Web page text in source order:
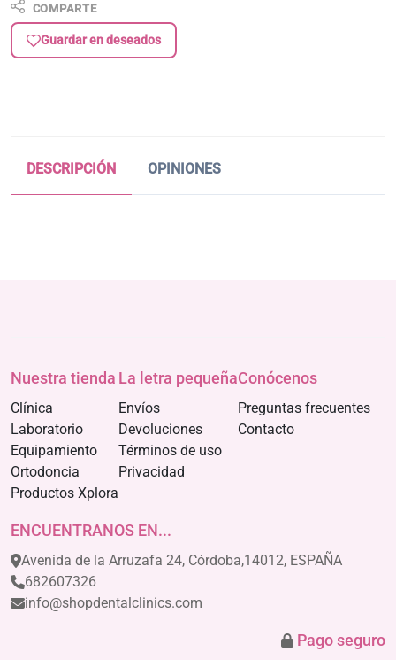
COMPARTE
Guardar en deseados
DESCRIPCIÓN OPINIONES
Nuestra tienda
Clínica
Laboratorio
Equipamiento
Ortodoncia
Productos Xplora
La letra pequeña
Envíos
Devoluciones
Términos de uso
Privacidad
Conócenos
Preguntas frecuentes
Contacto
ENCUENTRANOS EN...
Avenida de la Arruzafa 24, Córdoba,14012, ESPAÑA
682607326
info@shopdentalclinics.com
Pago seguro